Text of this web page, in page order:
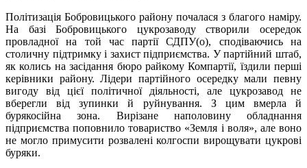
Політизація Бобровицького району почалася з благого наміру.
На базі Бобровицького цукрозаводу створили осередок
провладної на той час партії СДПУ(о), сподіваючись на
столичну підтримку і захист підприємства. У партійний штаб,
як колись на засідання бюро райкому Компартії, їздили перші
керівники району. Лідери партійного осередку мали певну
вигоду від цієї політичної діяльності, але цукрозавод не
вберегли від зупинки й руйнування. З цим вмерла й
бурякосійна зона. Вирізане наполовину обладнання
підприємства поповнило товариство «Земля і воля», але воно
не могло примусити розвалені колгоспи вирощувати цукрові
буряки.